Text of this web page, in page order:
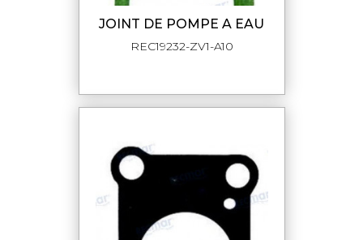
JOINT DE POMPE A EAU
REC19232-ZV1-A10